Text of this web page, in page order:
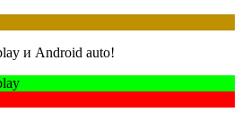
и Android auto!